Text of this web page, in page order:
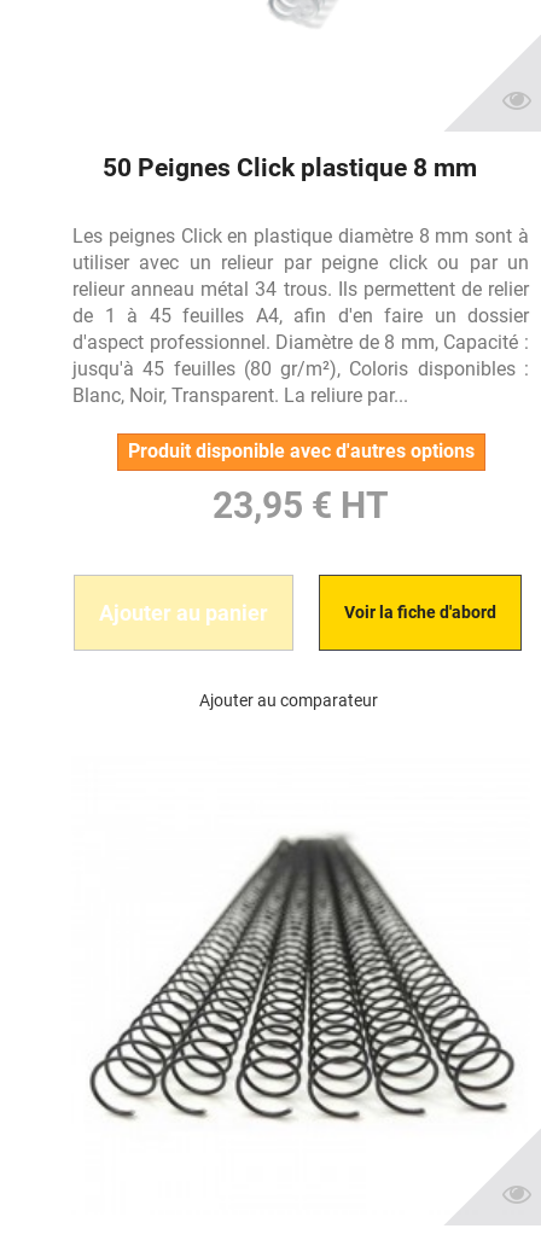
50 Peignes Click plastique 8 mm
Les peignes Click en plastique diamètre 8 mm sont à
utiliser avec un relieur par peigne click ou par un
relieur anneau métal 34 trous. Ils permettent de relier
de 1 à 45 feuilles A4, afin d'en faire un dossier
d'aspect professionnel. Diamètre de 8 mm, Capacité :
jusqu'à 45 feuilles (80 gr/m²), Coloris disponibles :
Blanc, Noir, Transparent. La reliure par...
Produit disponible avec d'autres options
23,95 € HT
Ajouter au panier Voir la fiche d'abord
Ajouter au comparateur